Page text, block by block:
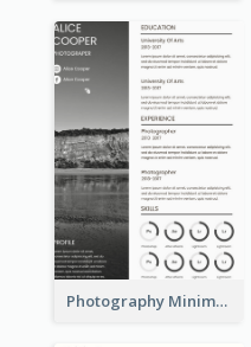
Photography Minimalist Design Resume